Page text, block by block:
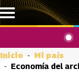
Pasar al contenido
Inicio
Mi país
Economía del